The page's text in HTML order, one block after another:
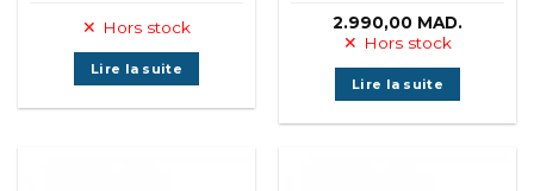
Hors stock
Lire la suite
2.990,00 MAD.
Hors stock
Lire la suite